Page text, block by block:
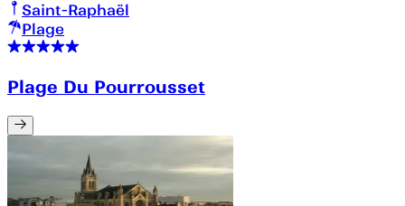
Saint-Raphaël
Plage
Plage Du Pourrousset